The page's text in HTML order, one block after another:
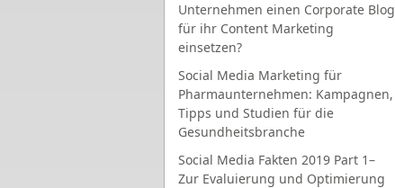
Unternehmen einen Corporate Blog
für ihr Content Marketing
einsetzen?
Social Media Marketing für
Pharmaunternehmen: Kampagnen,
Tipps und Studien für die
Gesundheitsbranche
Social Media Fakten 2019 Part 1–
Zur Evaluierung und Optimierung